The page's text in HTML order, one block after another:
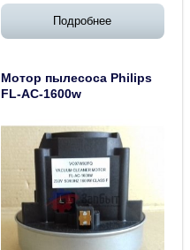
Подробнее
Мотор пылесоса Philips
FL-AC-1600w